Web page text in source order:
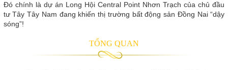
Đó chính là dự án Long Hội Central Point Nhơn Trạch của chủ đầu
tư Tây Tây Nam đang khiến thị trường bất động sản Đồng Nai “dậy
sóng”!
TỔNG QUAN